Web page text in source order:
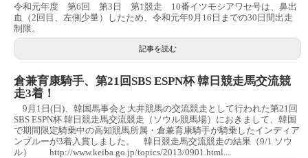
令和元年度 第6回 第3日 第1競走 10番イツモシアワセ号は、鼻出
血（2回目、左側少量）したため、令和元年9月16日までの30日間出走
制限。
記事を読む
倉兼育康騎手、第21回SBS ESPN杯 韓日競走馬交流競
走3着！
9月1日(日)、韓国馬事会と大井競馬の交流競走として行われた第21回
SBS ESPN杯 韓日競走馬交流競走（ソウル競馬場）におきまして、韓国
で期間限定騎乗中の高知競馬所属・倉兼育康騎手が騎乗したインディア
ンブルーが3着入賞しました。 韓日競走馬交流競走の結果（9/1 ソウ
ル） http://www.keiba.go.jp/topics/2013/0901.html...